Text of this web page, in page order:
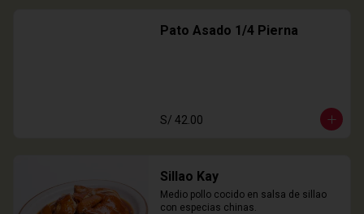
Pato Asado 1/4 Pierna
S/ 42.00
Sillao Kay
Medio pollo cocido en salsa de sillao
con especias chinas.